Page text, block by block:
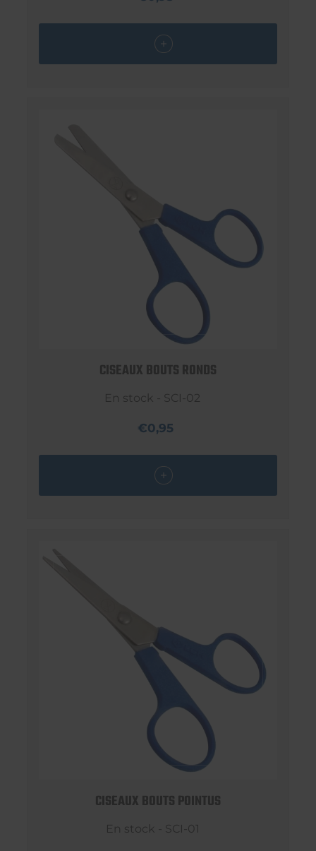
CISEAUX BOUTS RONDS
En stock - SCI-02
€0,95
CISEAUX BOUTS POINTUS
En stock - SCI-01